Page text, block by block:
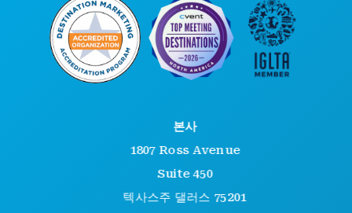
본사
1807 Ross Avenue
Suite 450
텍사스주 댈러스 75201